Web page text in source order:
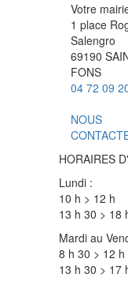
Votre
1 place
Salengro
69190
FONS
04 72 09
NOUS
HORAIRES
Lundi :
10 h > 12 h
13 h 30 > 18
Mardi au
8 h 30 > 12 h
13 h 30 > 17